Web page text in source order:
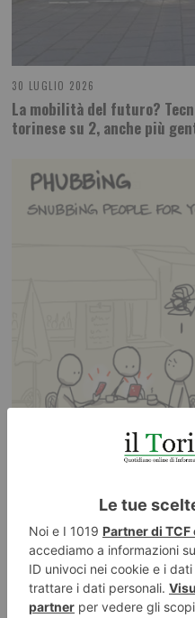
30 LUGLIO 2026
La mobilità del futuro?
torinese su 2, anche più
Phubbing, stare al cellulare
ILTORINESE